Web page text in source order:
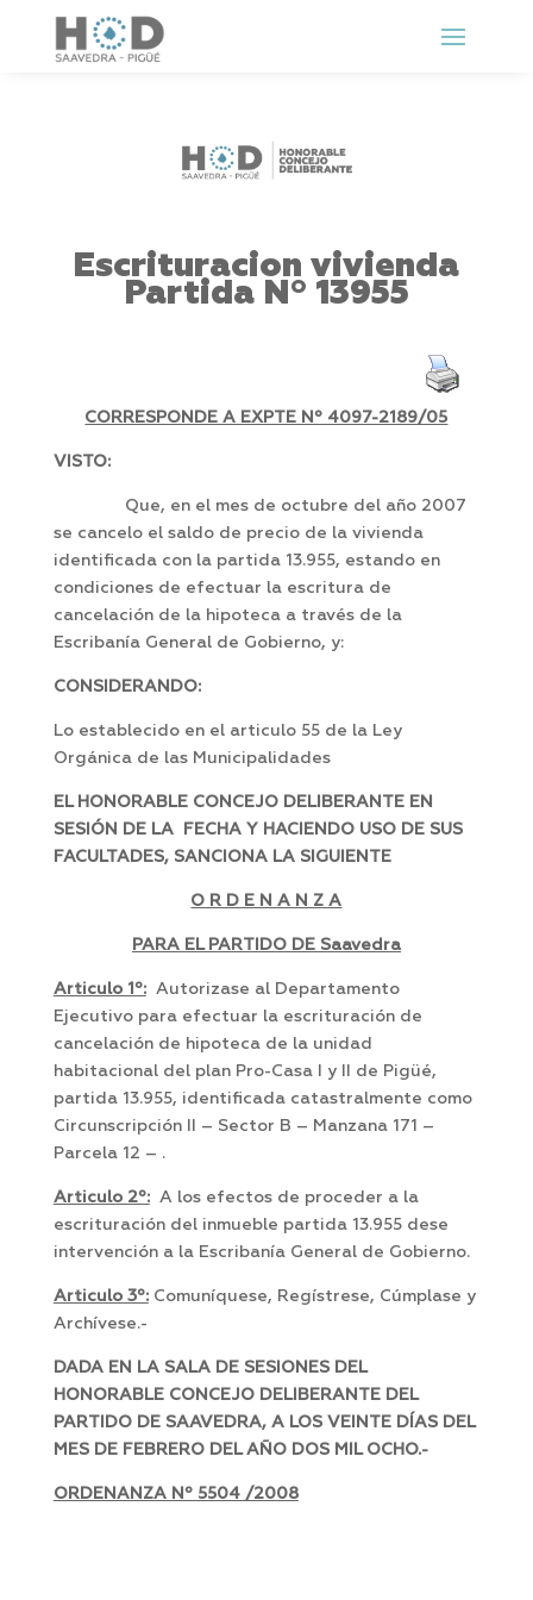
Escrituracion vivienda
Partida Nº 13955
CORRESPONDE A EXPTE Nº 4097-2189/05
VISTO:
Que, en el mes de octubre del año 2007
se cancelo el saldo de precio de la vivienda
identificada con la partida 13.955, estando en
condiciones de efectuar la escritura de
cancelación de la hipoteca a través de la
Escribanía General de Gobierno, y:
CONSIDERANDO:
Lo establecido en el articulo 55 de la Ley
Orgánica de las Municipalidades
EL HONORABLE CONCEJO DELIBERANTE EN
SESIÓN DE LA FECHA Y HACIENDO USO DE SUS
FACULTADES, SANCIONA LA SIGUIENTE
O R D E N A N Z A
PARA EL PARTIDO DE Saavedra
Articulo 1º:Autorizase al Departamento
Ejecutivo para efectuar la escrituración de
cancelación de hipoteca de la unidad
habitacional del plan Pro-Casa I y II de Pigüé,
partida 13.955, identificada catastralmente como
Circunscripción II – Sector B – Manzana 171 –
Parcela 12 – .
Articulo 2º:A los efectos de proceder a la
escrituración del inmueble partida 13.955 dese
intervención a la Escribanía General de Gobierno.
Articulo 3º:Comuníquese, Regístrese, Cúmplase y
Archívese.-
DADA EN LA SALA DE SESIONES DEL
HONORABLE CONCEJO DELIBERANTE DEL
PARTIDO DE SAAVEDRA, A LOS VEINTE DÍAS DEL
MES DE FEBRERO DEL AÑO DOS MIL OCHO.-
ORDENANZA Nº 5504 /2008